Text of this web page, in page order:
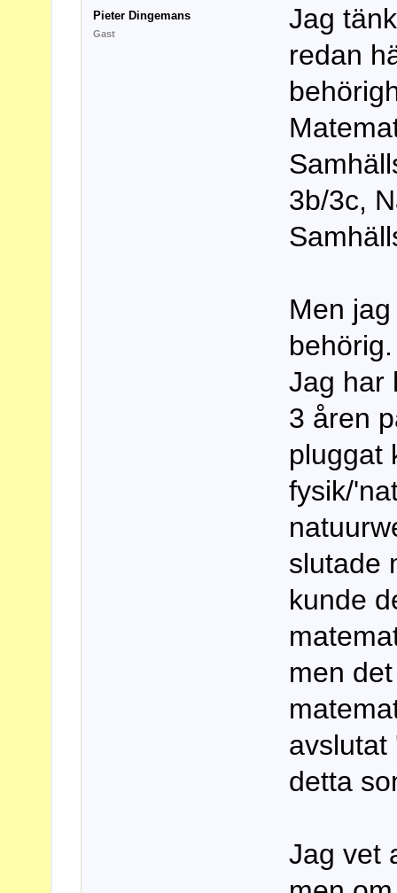
Pieter Dingemans
Gast
Jag
redan
3b/3c,
Men
Jag har
3 åren
pluggat
fysik/
slutade
kunde
men
avslutat
detta
Jag vet